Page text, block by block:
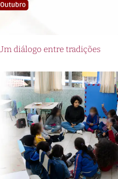
diálogo entre tradições